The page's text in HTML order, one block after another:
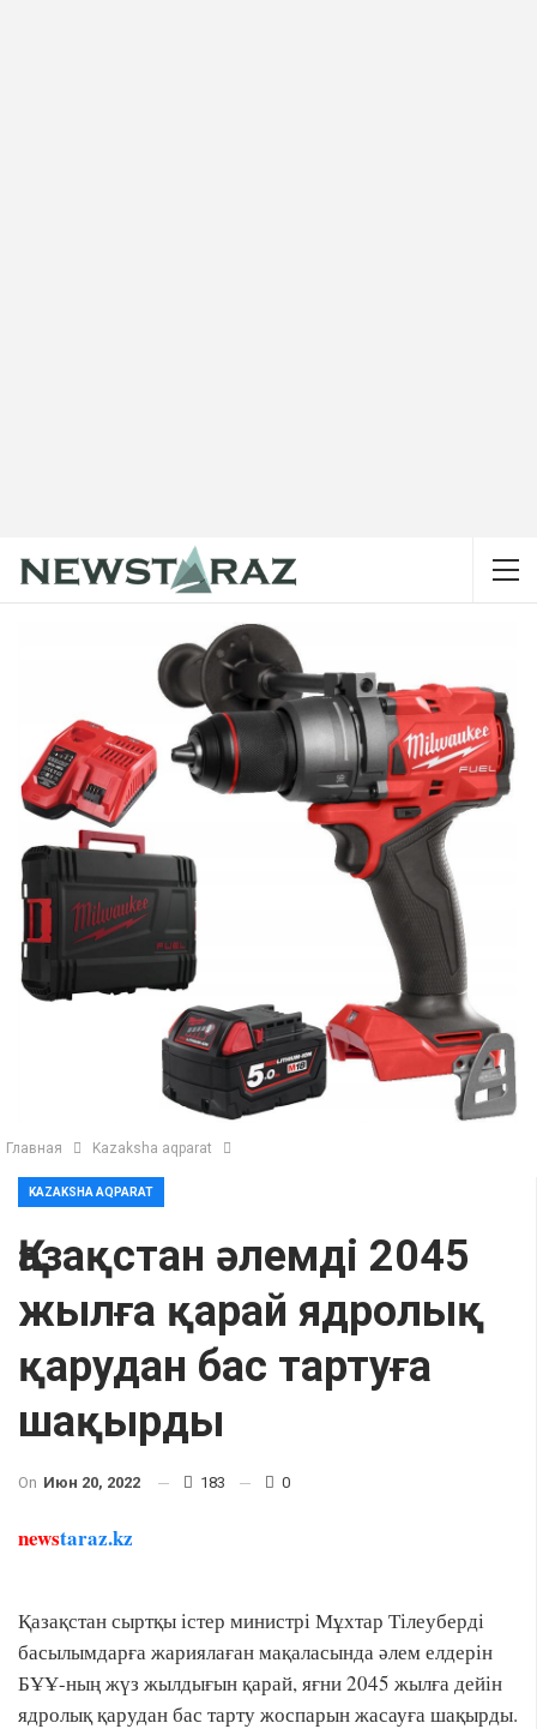
Главная Kazaksha aqparat
KAZAKSHA AQPARAT
Қазақстан әлемді 2045
жылға қарай ядролық
қарудан бас тартуға
шақырды
On Июн 20, 2022 183 0
newstaraz.kz
Қазақстан сыртқы істер министрі Мұхтар Тілеуберді
басылымдарға жариялаған мақаласында әлем елдерін
БҰҰ-ның жүз жылдығын қарай, яғни 2045 жылға дейін
ядролық қарудан бас тарту жоспарын жасауға шақырды.